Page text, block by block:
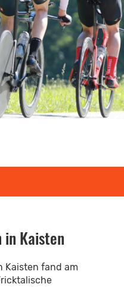
Kaisten
Kaisten fand am